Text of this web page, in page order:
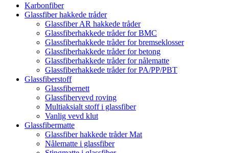
Karbonfiber
Glassfiber hakkede tråder
Glassfiber AR hakkede tråder
Glassfiberhakkede tråder for BMC
Glassfiberhakkede tråder for bremseklosser
Glassfiberhakkede tråder for betong
Glassfiberhakkede tråder for nålematte
Glassfiberhakkede tråder for PA/PP/PBT
Glassfiberstoff
Glassfibernett
Glassfibervevd roving
Multiaksialt stoff i glassfiber
Vanlig vevd klut
Glassfibermatte
Glassfiber hakkede tråder Mat
Nålematte i glassfiber